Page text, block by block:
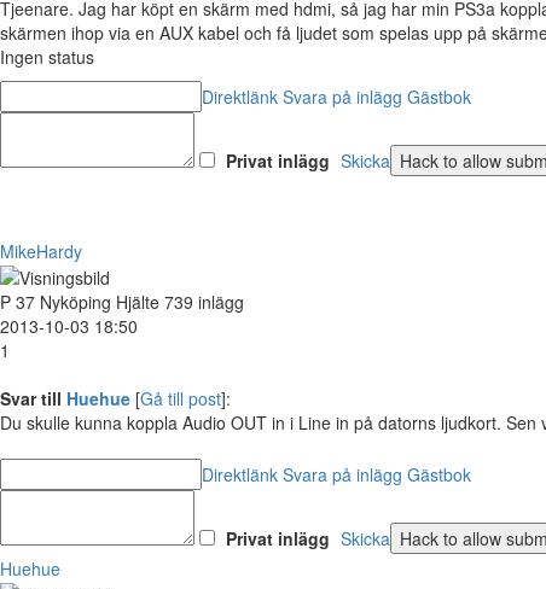
Tjeenare. Jag har köpt en skärm med hdmi, så jag har min PS3a
skärmen ihop via en AUX kabel och få ljudet som spelas upp på
Ingen status
Direktlänk Svara på inlägg Gästbok
Privat inlägg Skicka
MikeHardy
P 37 Nyköping Hjälte 739 inlägg
2013-10-03 18:50
1
Svar till Huehue [Gå till post]:
Du skulle kunna koppla Audio OUT in i Line in på datorns ljudkort.
Direktlänk Svara på inlägg Gästbok
Privat inlägg Skicka
Huehue